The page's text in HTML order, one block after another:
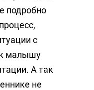
подробно
с
малышу
А так
не